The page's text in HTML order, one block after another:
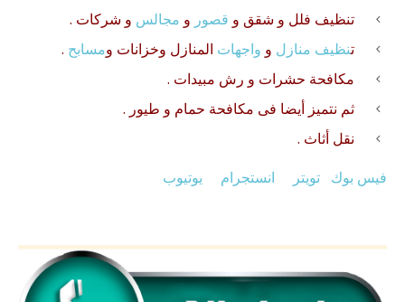
تنظيف فلل و شقق و قصور و مجالس و شركات .
تنظيف منازل و واجهات المنازل وخزانات ومسابح .
مكافحة حشرات و رش مبيدات .
ثم نتميز أيضا فى مكافحة حمام و طيور .
نقل أثاث .
فيس بوك تويتر انستجرام يوتيوب